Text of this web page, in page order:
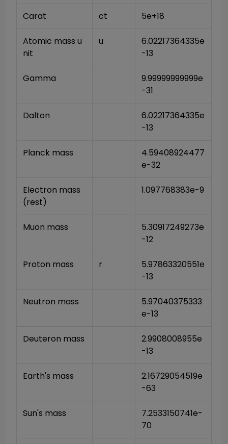
Carat ct 5e+18
Atomic mass u
nit
u
6.02217364335e
-13
Gamma
9.99999999999e
-31
Dalton
6.02217364335e
-13
Planck mass
4.59408924477
e-32
Electron mass
(rest)
1.097768383e-9
Muon mass
5.30917249273e
-12
Proton mass r
5.97863320551e
-13
Neutron mass
5.97040375333
e-13
Deuteron mass
2.9908008955e
-13
Earth's mass
2.16729054519e
-63
Sun's mass
7.2533150741e-
70